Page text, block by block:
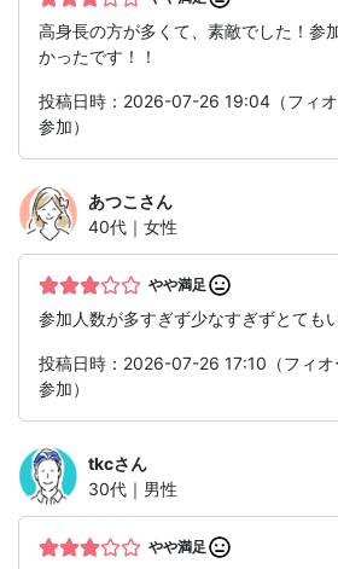
高身長の方が多くて、素敵でした！参
かったです！！
投稿日時：2026-07-26 19:04（フィ
参加）
あつこ さん
40代｜女性
やや満足
参加人数が多すぎず少なすぎずとても
投稿日時：2026-07-26 17:10（フィオ
参加）
tkcさん
30代｜男性
やや満足